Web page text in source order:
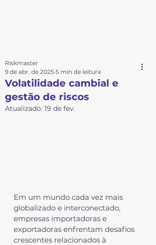
Volatilidade cambial e
gestão de riscos
Riskmaster
9 de abr. de 2025 5 min de leitura
Atualizado: 19 de fev.
Em um mundo cada vez mais
globalizado e interconectado,
empresas importadoras e
exportadoras enfrentam desafios
crescentes relacionados à